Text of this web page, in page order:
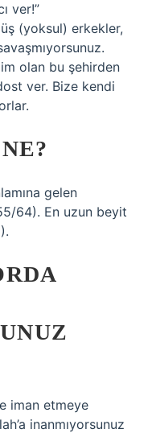
ver!”
(yoksul) erkekler,
olan bu şehirden
ver. Bize kendi
gelen
64). En uzun beyit
iman etmeye
inanmıyorsunuz